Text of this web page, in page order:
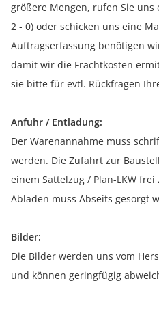
größere Mengen, rufen Sie uns
2 - 0) oder schicken uns eine
Auftragserfassung benötigen
damit wir die Frachtkosten
sie bitte für evtl. Rückfragen
Anfuhr / Entladung:
Der Warenannahme muss
werden. Die Zufahrt zur
einem Sattelzug / Plan-LKW
Abladen muss Abseits gesorgt
Bilder:
Die Bilder werden uns vom
und können geringfügig